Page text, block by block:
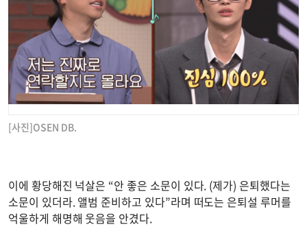
[사진]OSEN DB.
이에 황당해진 넉살은 “안 좋은 소문이 있다. (제가) 은퇴했다는
소문이 있더라. 앨범 준비하고 있다”라며 떠도는 은퇴설 루머를
억울하게 해명해 웃음을 안겼다.